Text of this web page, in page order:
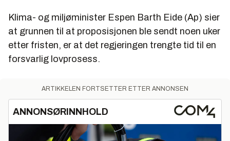
Klima- og miljøminister Espen Barth Eide (Ap) sier
at grunnen til at proposisjonen ble sendt noen uker
etter fristen, er at det regjeringen trengte tid til en
forsvarlig lovprosess.
ARTIKKELEN FORTSETTER ETTER ANNONSEN
ANNONSØRINNHOLD